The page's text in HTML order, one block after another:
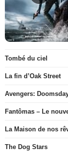
Tombé du ciel
La fin d’Oak Street
Avengers:
Fantômas – Le
La Maison de nos
The Dog Stars